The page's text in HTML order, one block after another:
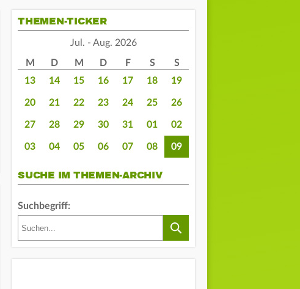
THEMEN-TICKER
Jul. - Aug. 2026
M D M D F S
S
13
14 15 16 17 18 19
20 21 22 23 24 25 26
27 28 29 30 31 01 02
03 04 05 06 07 08 09
SUCHE IM THEMEN-ARCHIV
Suchbegriff: